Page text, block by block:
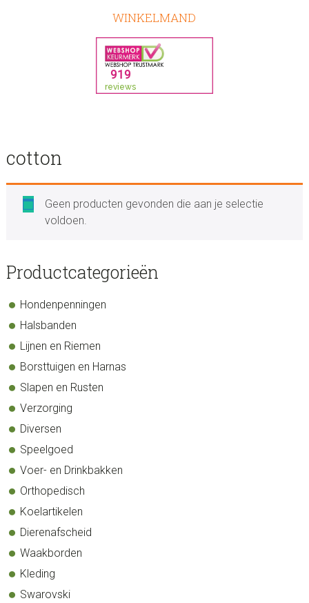
WINKELMAND
cotton
Geen producten gevonden die aan je selectie
voldoen.
sidebar
Store
Productcategorieën
Hondenpenningen
Halsbanden
Lijnen en Riemen
Borsttuigen en Harnas
Slapen en Rusten
Verzorging
Diversen
Speelgoed
Voer- en Drinkbakken
Orthopedisch
Koelartikelen
Dierenafscheid
Waakborden
Kleding
Swarovski